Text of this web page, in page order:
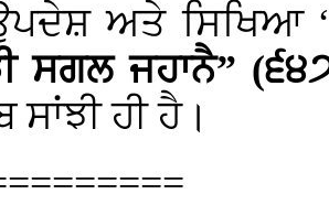
ਅਤੇ ਸਿਖਿਆ
ਸਗਲ ਜਹਾਨੈ”
ਸਾਂਝੀ ਹੀ ਹੈ।